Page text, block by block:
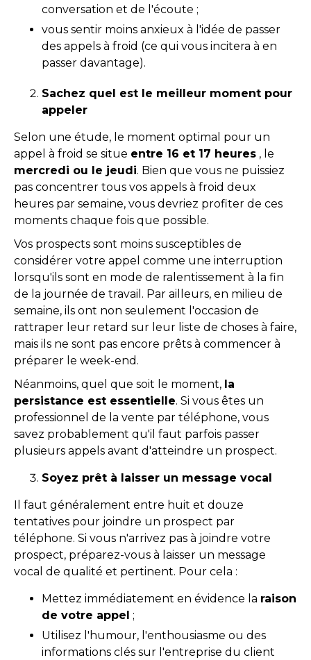
conversation et de l'écoute ;
vous sentir moins anxieux à l'idée de passer
des appels à froid (ce qui vous incitera à en
passer davantage).
Sachez quel est le meilleur moment pour
appeler
Selon une étude, le moment optimal pour un
appel à froid se situe entre 16 et 17 heures , le
mercredi ou le jeudi. Bien que vous ne puissiez
pas concentrer tous vos appels à froid deux
heures par semaine, vous devriez profiter de ces
moments chaque fois que possible.
Vos prospects sont moins susceptibles de
considérer votre appel comme une interruption
lorsqu'ils sont en mode de ralentissement à la fin
de la journée de travail. Par ailleurs, en milieu de
semaine, ils ont non seulement l'occasion de
rattraper leur retard sur leur liste de choses à faire,
mais ils ne sont pas encore prêts à commencer à
préparer le week-end.
Néanmoins, quel que soit le moment, la
persistance est essentielle. Si vous êtes un
professionnel de la vente par téléphone, vous
savez probablement qu'il faut parfois passer
plusieurs appels avant d'atteindre un prospect.
Soyez prêt à laisser un message vocal
Il faut généralement entre huit et douze
tentatives pour joindre un prospect par
téléphone. Si vous n'arrivez pas à joindre votre
prospect, préparez-vous à laisser un message
vocal de qualité et pertinent. Pour cela :
Mettez immédiatement en évidence la raison
de votre appel ;
Utilisez l'humour, l'enthousiasme ou des
informations clés sur l'entreprise du client